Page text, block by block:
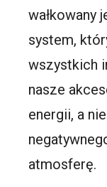
wałkowany
system,
wszystkich
nasze
energii, a
atmosferę.